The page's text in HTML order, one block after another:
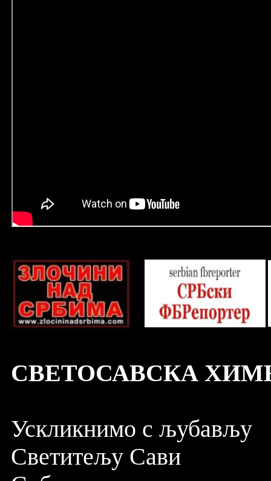
СВЕТОСАВСКА
Ускликнимо с љубављу
Светитељу Сави